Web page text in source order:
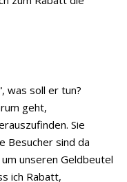
was soll er tun?
geht,
Sie
Besucher sind da
unseren Geldbeutel
ich Rabatt,